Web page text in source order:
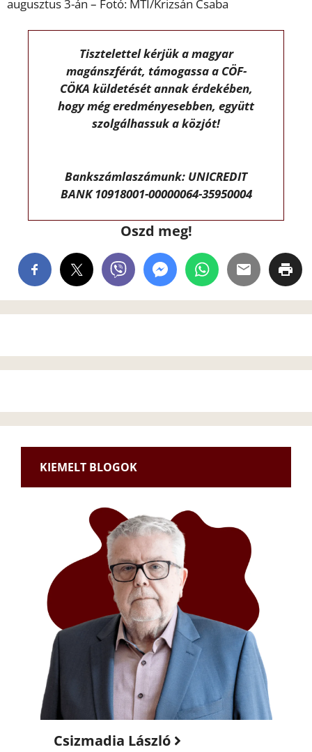
augusztus 3-án – Fotó: MTI/Krizsán Csaba
Tisztelettel kérjük a magyar
magánszférát, támogassa a CÖF-
CÖKA küldetését annak érdekében,
hogy még eredményesebben, együtt
szolgálhassuk a közjót!
Bankszámlaszámunk: UNICREDIT
BANK 10918001-00000064-35950004
Oszd meg!
KIEMELT BLOGOK
Csizmadia László